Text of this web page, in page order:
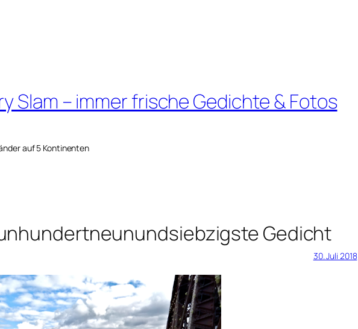
Slam – immer frische Gedichte & Fotos
auf 5 Kontinenten
Gedicht
30. Juli 2018